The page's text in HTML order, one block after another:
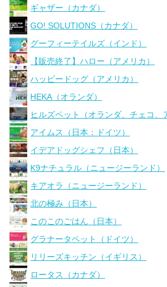
ギャザー（カナダ）
GO! SOLUTIONS（カナダ）
グーフィーテイルズ（インド）
【販売終了】ハロー（アメリカ）
ハッピードッグ（アメリカ）
HEKA（オランダ）
ヒルズペット（オランダ、チェコ、
アイムス（日本：ドイツ）
イデアドッグシェフ（日本）
K9ナチュラル（ニュージーランド）
キアオラ（ニュージーランド）
北の極み（日本）
このこのごはん（日本）
グラナータペット（ドイツ）
リリーズキッチン（イギリス）
ロータス（カナダ）